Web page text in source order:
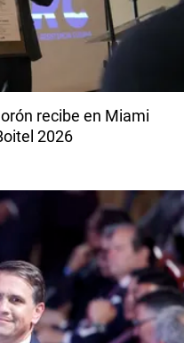
recibe en Miami
2026